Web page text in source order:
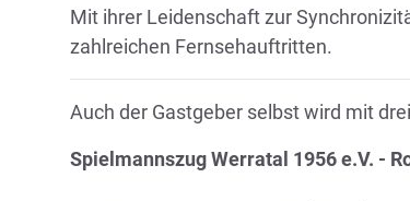
Mit ihrer Leidenschaft zur
zahlreichen Fernsehauftritten.
Auch der Gastgeber selbst wird mit
Spielmannszug Werratal 1956 e.V. -